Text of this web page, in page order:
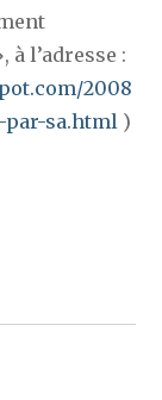
l’adresse :
2008
sa.html )